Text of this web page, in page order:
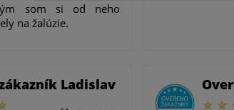
som si od neho
na žalúzie.
Ladislav